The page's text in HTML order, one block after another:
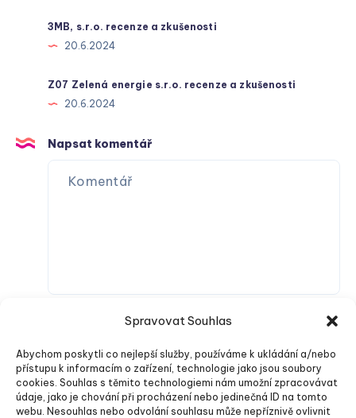
Spravovat Souhlas
Abychom poskytli co nejlepší služby, používáme k ukládání a/nebo
přístupu k informacím o zařízení, technologie jako jsou soubory
cookies. Souhlas s těmito technologiemi nám umožní zpracovávat
údaje, jako je chování při procházení nebo jedinečná ID na tomto
webu. Nesouhlas nebo odvolání souhlasu může nepříznivě ovlivnit
3MB, s.r.o. recenze a zkušenosti
20.6.2024
Z07 Zelená energie s.r.o. recenze a zkušenosti
20.6.2024
Napsat komentář